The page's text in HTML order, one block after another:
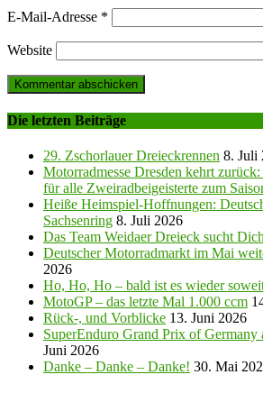
E-Mail-Adresse *
Website
Die letzten Beiträge
29. Zschorlauer Dreieckrennen 8. Juli
Motorradmesse Dresden kehrt
für alle Zweiradbeigeisterte zum
Heiße Heimspiel-Hoffnungen:
Sachsenring 8. Juli 2026
Das Team Weidaer Dreieck sucht
Deutscher Motorradmarkt im Mai
2026
Ho, Ho, Ho – bald ist es wieder
MotoGP – das letzte Mal 1.000 ccm
Rück-, und Vorblicke 13. Juni 2026
SuperEnduro Grand Prix of Germany
Juni 2026
Danke – Danke – Danke! 30. Mai